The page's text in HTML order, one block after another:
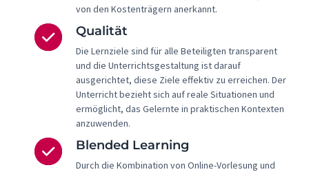
von den Kostenträgern anerkannt.
Qualität
Die Lernziele sind für alle Beteiligten transparent
und die Unterrichtsgestaltung ist darauf
ausgerichtet, diese Ziele effektiv zu erreichen. Der
Unterricht bezieht sich auf reale Situationen und
ermöglicht, das Gelernte in praktischen Kontexten
anzuwenden.
Blended Learning
Durch die Kombination von Online-Vorlesung und